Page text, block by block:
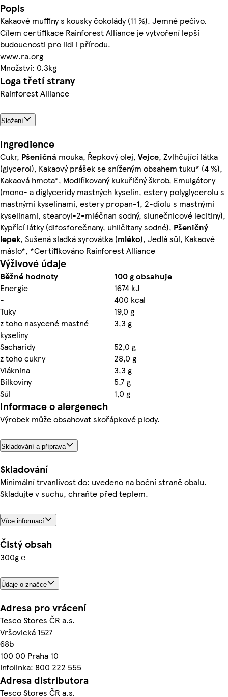
Popis
Kakaové muffiny s kousky čokolády (11 %). Jemné pečivo.
Cílem certifikace Rainforest Alliance je vytvoření lepší
budoucnosti pro lidi i přírodu.
www.ra.org
Množství: 0.3kg
Loga třetí strany
Rainforest Alliance
Složení
Ingredience
Cukr, Pšeničná mouka, Řepkový olej, Vejce, Zvlhčující látka
(glycerol), Kakaový prášek se sníženým obsahem tuku* (4 %),
Kakaová hmota*, Modifikovaný kukuřičný škrob, Emulgátory
(mono- a diglyceridy mastných kyselin, estery polyglycerolu s
mastnými kyselinami, estery propan-1, 2-diolu s mastnými
kyselinami, stearoyl-2-mléčnan sodný, slunečnicové lecitiny),
Kypřící látky (difosforečnany, uhličitany sodné), Pšeničný
lepek, Sušená sladká syrovátka (mléko), Jedlá sůl, Kakaové
máslo*, *Certifikováno Rainforest Alliance
Výživové údaje
Běžné hodnoty
100 g obsahuje
Energie
1674 kJ
-
400 kcal
Tuky
19,0 g
z toho nasycené mastné
kyseliny
3,3 g
Sacharidy
52,0 g
z toho cukry
28,0 g
Vláknina
3,3 g
Bílkoviny
5,7 g
Sůl
1,0 g
Informace o alergenech
Výrobek může obsahovat skořápkové plody.
Skladování a příprava
Skladování
Minimální trvanlivost do: uvedeno na boční straně obalu.
Skladujte v suchu, chraňte před teplem.
Více informací
Čistý obsah
300g ℮
Údaje o značce
Adresa pro vrácení
Tesco Stores ČR a.s.
Vršovická 1527
68b
100 00 Praha 10
Infolinka: 800 222 555
Adresa distributora
Tesco Stores ČR a.s.